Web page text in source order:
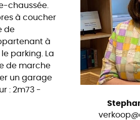
chaussée.
à coucher
de
à
parking. La
de marche
un garage
: 2m73 -